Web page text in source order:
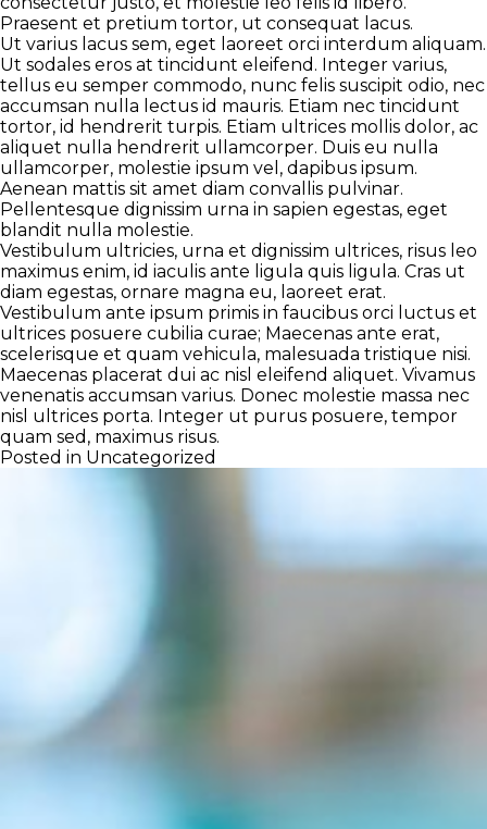
Praesent et pretium tortor, ut consequat lacus.
Ut varius lacus sem, eget laoreet orci interdum aliquam.
Ut sodales eros at tincidunt eleifend. Integer varius,
tellus eu semper commodo, nunc felis suscipit odio, nec
accumsan nulla lectus id mauris. Etiam nec tincidunt
tortor, id hendrerit turpis. Etiam ultrices mollis dolor, ac
aliquet nulla hendrerit ullamcorper. Duis eu nulla
ullamcorper, molestie ipsum vel, dapibus ipsum.
Aenean mattis sit amet diam convallis pulvinar.
Pellentesque dignissim urna in sapien egestas, eget
blandit nulla molestie.
Vestibulum ultricies, urna et dignissim ultrices, risus leo
maximus enim, id iaculis ante ligula quis ligula. Cras ut
diam egestas, ornare magna eu, laoreet erat.
Vestibulum ante ipsum primis in faucibus orci luctus et
ultrices posuere cubilia curae; Maecenas ante erat,
scelerisque et quam vehicula, malesuada tristique nisi.
Maecenas placerat dui ac nisl eleifend aliquet. Vivamus
venenatis accumsan varius. Donec molestie massa nec
nisl ultrices porta. Integer ut purus posuere, tempor
quam sed, maximus risus.
Posted in Uncategorized